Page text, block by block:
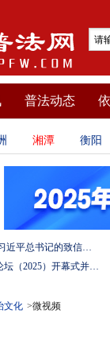
普法动态
湘潭 衡阳
坚定法治自信 强化使命担当——习近平总书记的致信激励法学法律工作者投身全面依法治国伟大实践
陈文清出席中非合作论坛－法治论坛（2025）开幕式并在湖南调研
文化 >微视频